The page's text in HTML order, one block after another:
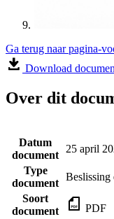
Ga terug naar pagina-
Download
Over dit
Datum
document
25 april
Type
document
Soort
document
PDF